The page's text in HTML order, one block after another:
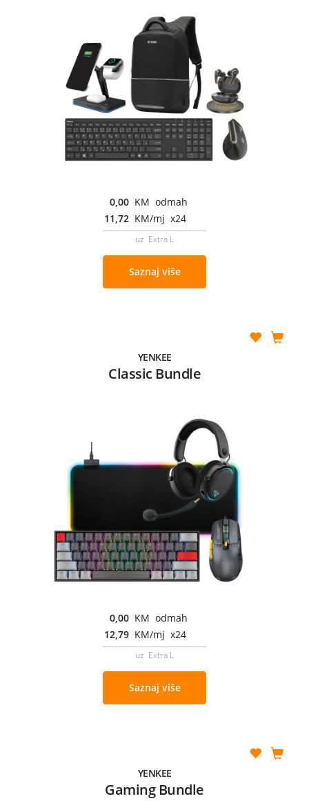
0,00 KM odmah
11,72 KM/mj x24
uz Extra L
Saznaj više
YENKEE
Classic Bundle
0,00 KM odmah
12,79 KM/mj x24
uz Extra L
Saznaj više
YENKEE
Gaming Bundle